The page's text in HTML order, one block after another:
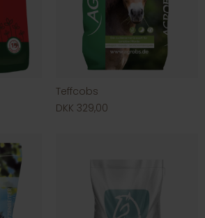
Teffcobs
DKK 329,00